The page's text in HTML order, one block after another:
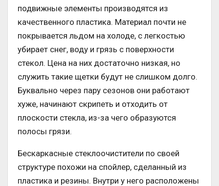
подвижные элементы производятся из
качественного пластика. Материал почти не
покрывается льдом на холоде, с легкостью
убирает снег, воду и грязь с поверхности
стекол. Цена на них достаточно низкая, но
служить такие щетки будут не слишком долго.
Буквально через пару сезонов они работают
хуже, начинают скрипеть и отходить от
плоскости стекла, из-за чего образуются
полосы грязи.
Бескаркасные стеклоочистители по своей
структуре похожи на спойлер, сделанный из
пластика и резины. Внутри у него расположены